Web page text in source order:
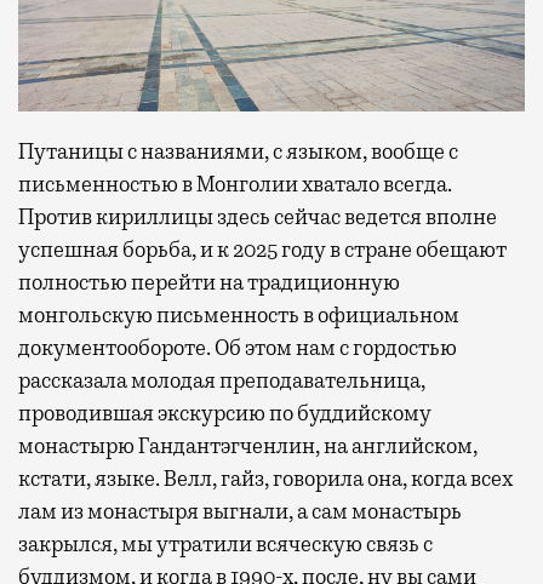
Путаницы с названиями, с языком, вообще с
письменностью в Монголии хватало всегда.
Против кириллицы здесь сейчас ведется вполне
успешная борьба, и к 2025 году в стране обещают
полностью перейти на традиционную
монгольскую письменность в официальном
документообороте. Об этом нам с гордостью
рассказала молодая преподавательница,
проводившая экскурсию по буддийскому
монастырю Гандантэгченлин, на английском,
кстати, языке. Велл, гайз, говорила она, когда всех
лам из монастыря выгнали, а сам монастырь
закрылся, мы утратили всяческую связь с
буддизмом, и когда в 1990-х, после, ну вы сами